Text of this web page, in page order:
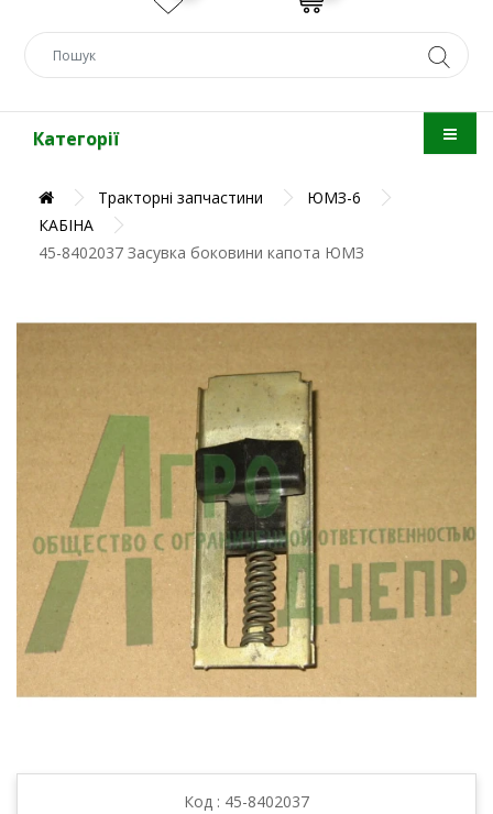
Категорії
Тракторні запчастини
ЮМЗ-6
КАБІНА
45-8402037 Засувка боковини капота ЮМЗ
Код : 45-8402037